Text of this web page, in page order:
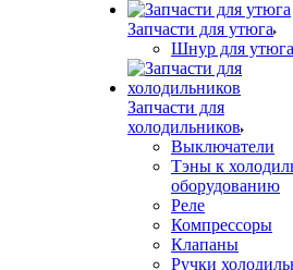
Запчасти для утюга
Шнур для утюга
Запчасти для
холодильников
Выключатели
Тэны к
оборудованию
Реле
Компрессоры
Клапаны
Ручки